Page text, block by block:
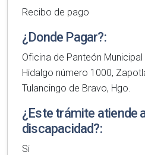
Recibo de pago
¿Donde Pagar?:
Oficina de Panteón
Hidalgo número 1000,
Tulancingo de Bravo, Hgo.
¿Este trámite atiende
discapacidad?:
Si